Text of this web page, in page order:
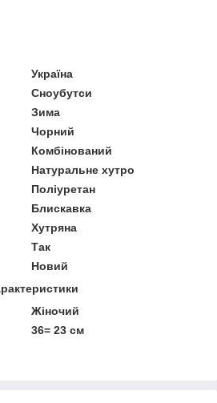
Україна
Сноубутси
Зима
Чорний
Комбінований
Натуральне хутро
Поліуретан
Блискавка
Хутряна
Так
Новий
Жіночий
36= 23 см